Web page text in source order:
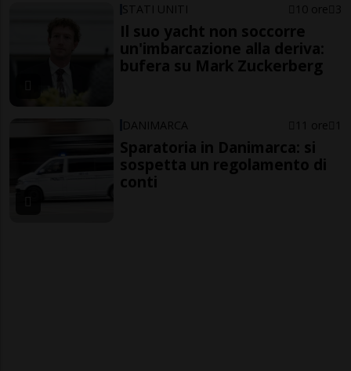
STATI UNITI 10 ore 3
Il suo yacht non soccorre
un'imbarcazione alla deriva:
bufera su Mark Zuckerberg
DANIMARCA 11 ore 1
Sparatoria in Danimarca: si
sospetta un regolamento di
conti